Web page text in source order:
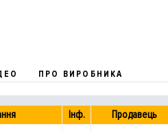
ПРО ВИРОБНИКА
Інф. Продавець